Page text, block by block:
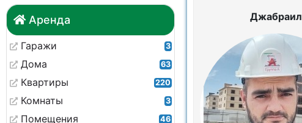
Аренда
Гаражи 3
Дома 63
Квартиры 220
Комнаты 3
Помещения 46
Джабраил